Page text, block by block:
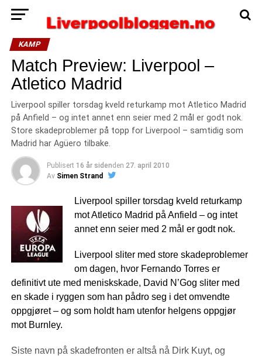
KAMP
Match Preview: Liverpool –
Atletico Madrid
Liverpool spiller torsdag kveld returkamp mot Atletico Madrid
på Anfield – og intet annet enn seier med 2 mål er godt nok.
Store skadeproblemer på topp for Liverpool – samtidig som
Madrid har Agüero tilbake.
Publisert 16 år sidenden 27. april 2010
Av Simen Strand
Liverpool spiller torsdag kveld returkamp
mot Atletico Madrid på Anfield – og intet
annet enn seier med 2 mål er godt nok.
Liverpool sliter med store skadeproblemer
om dagen, hvor Fernando Torres er
definitivt ute med meniskskade, David N’Gog sliter med
en skade i ryggen som han pådro seg i det omvendte
oppgjøret – og som holdt ham utenfor helgens oppgjør
mot Burnley.
Siste navn på skadefronten er altså nå Dirk Kuyt, og